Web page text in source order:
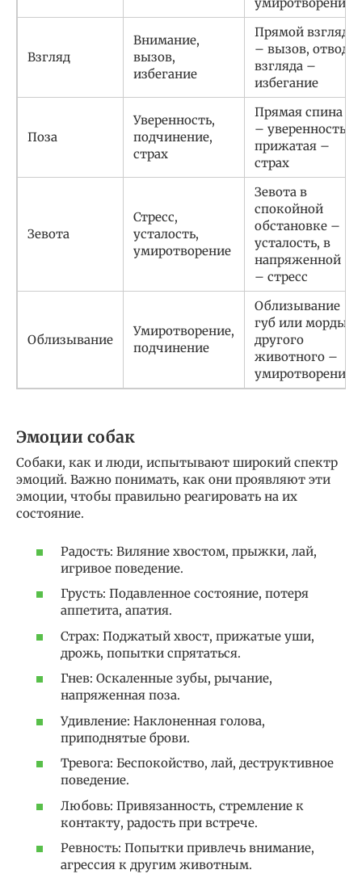
Взгляд
Внимание,
вызов,
избегание
Прямой взгляд
– вызов, отвод
взгляда –
избегание
Поза
Уверенность,
подчинение,
страх
Прямая спина
– уверенность,
прижатая –
страх
Зевота
Стресс,
усталость,
умиротворение
Зевота в
спокойной
обстановке –
усталость, в
напряженной
– стресс
Облизывание
Умиротворение,
подчинение
Облизывание
губ или морды
другого
животного –
умиротворение
Эмоции собак
Собаки, как и люди, испытывают широкий спектр
эмоций. Важно понимать, как они проявляют эти
эмоции, чтобы правильно реагировать на их
состояние.
Радость: Виляние хвостом, прыжки, лай,
игривое поведение.
Грусть: Подавленное состояние, потеря
аппетита, апатия.
Страх: Поджатый хвост, прижатые уши,
дрожь, попытки спрятаться.
Гнев: Оскаленные зубы, рычание,
напряженная поза.
Удивление: Наклоненная голова,
приподнятые брови.
Тревога: Беспокойство, лай, деструктивное
поведение.
Любовь: Привязанность, стремление к
контакту, радость при встрече.
Ревность: Попытки привлечь внимание,
агрессия к другим животным.